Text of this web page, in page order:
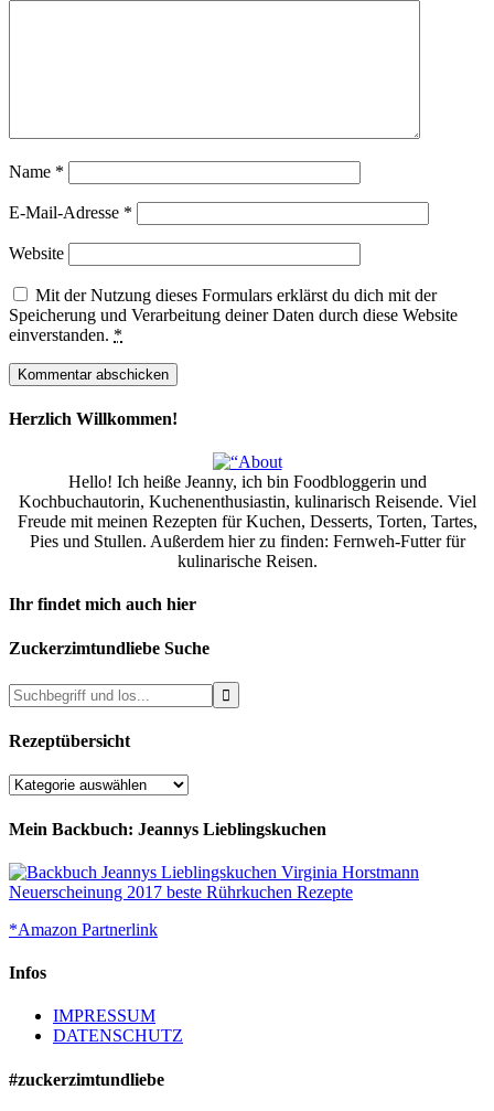
Name *
E-Mail-Adresse *
Website
Mit der Nutzung dieses Formulars erklärst du dich mit der
Speicherung und Verarbeitung deiner Daten durch diese Website
einverstanden. *
Herzlich Willkommen!
Hello! Ich heiße Jeanny, ich bin Foodbloggerin und
Kochbuchautorin, Kuchenenthusiastin, kulinarisch Reisende. Viel
Freude mit meinen Rezepten für Kuchen, Desserts, Torten, Tartes,
Pies und Stullen. Außerdem hier zu finden: Fernweh-Futter für
kulinarische Reisen.
Ihr findet mich auch hier
Zuckerzimtundliebe Suche
Rezeptübersicht
Rezeptübersicht
Mein Backbuch: Jeannys Lieblingskuchen
*Amazon Partnerlink
Infos
IMPRESSUM
DATENSCHUTZ
#zuckerzimtundliebe